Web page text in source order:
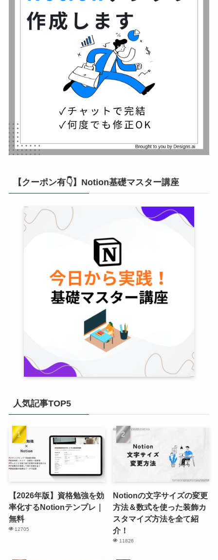
【クーポン有👇】Notion基礎マスター講座
人気記事TOP5
【2026年版】資格勉強を効
率化するNotionテンプレ｜
無料
12705
Notionの文字サイズの変更
方法＆数式を使った装飾カ
スタマイズ方法を全て紹
介！
11826